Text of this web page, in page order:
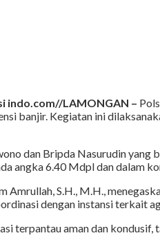
indo.com//LAMONGAN –
banjir. Kegiatan ini
dan Bripda Nasurudin yang
angka 6.40 Mdpl dan dalam
Amrullah, S.H., M.H.,
dengan instansi terkait
terpantau aman dan